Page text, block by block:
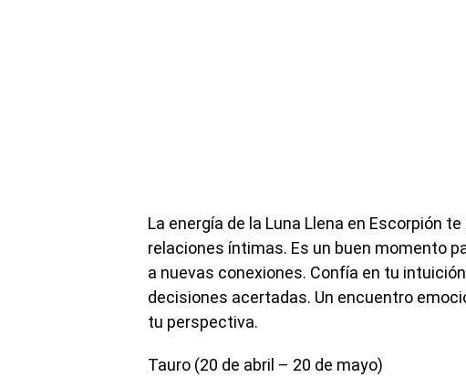
La energía de la Luna Llena en Escorpión
relaciones íntimas. Es un buen momento
a nuevas conexiones. Confía en tu
decisiones acertadas. Un encuentro
tu perspectiva.
Tauro (20 de abril – 20 de mayo)